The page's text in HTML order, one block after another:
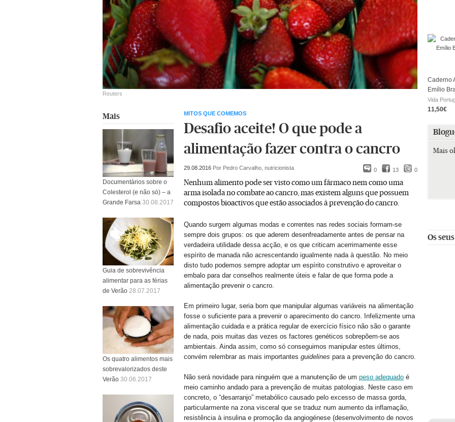
Reuters
MITOS QUE COMEMOS
Desafio aceite! O que pode a
alimentação fazer contra o cancro
0 13 0
29.08.2016 Por Pedro Carvalho, nutricionista
Nenhum alimento pode ser visto como um fármaco nem como uma
arma isolada no combate ao cancro, mas existem alguns que possuem
compostos bioactivos que estão associados à prevenção do cancro.
Quando surgem algumas modas e correntes nas redes sociais formam-se
sempre dois grupos: os que aderem desenfreadamente antes de pensar na
verdadeira utilidade dessa acção, e os que criticam acerrimamente esse
espírito de manada não acrescentando igualmente nada à questão. No meio
disto tudo podemos sempre adoptar um espírito construtivo e aproveitar o
embalo para dar conselhos realmente úteis e falar de que forma pode a
alimentação prevenir o cancro.
Em primeiro lugar, seria bom que manipular algumas variáveis na alimentação
fosse o suficiente para a prevenir o aparecimento do cancro. Infelizmente uma
alimentação cuidada e a prática regular de exercício físico não são o garante
de nada, pois muitas das vezes os factores genéticos sobrepõem-se aos
ambientais. Ainda assim, como só conseguimos manipular estes últimos,
convém relembrar as mais importantes guidelines para a prevenção do cancro.
Não será novidade para ninguém que a manutenção de um peso adequado é
meio caminho andado para a prevenção de muitas patologias. Neste caso em
concreto, o “desarranjo” metabólico causado pelo excesso de massa gorda,
particularmente na zona visceral que se traduz num aumento da inflamação,
resistência à insulina e promoção da angiogénese (desenvolvimento de novos
Mais
Documentários sobre o
Colesterol (e não só) – a
Grande Farsa 30.08.2017
Guia de sobrevivência
alimentar para as férias
de Verão 28.07.2017
Os quatro alimentos mais
sobrevalorizados deste
Verão 30.06.2017
Caderno
Emílio
Vida
11,50€
Mais
Os